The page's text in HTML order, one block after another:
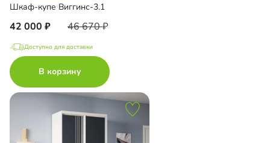
Шкаф-купе Виггинс-3.1
42 000 46 670
Доступно для доставки
В корзину